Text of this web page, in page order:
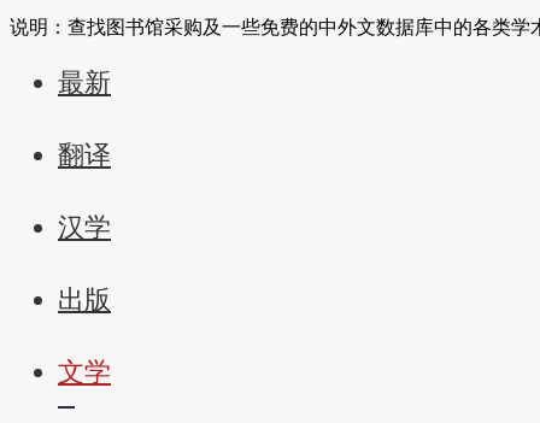
说明：查找图书馆采购及一些免费的中外文数据库中的各类学
最新
翻译
汉学
出版
文学